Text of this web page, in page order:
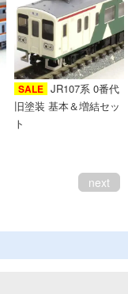
SALE JR107系 0番代
旧塗装 基本＆増結セッ
ト
next